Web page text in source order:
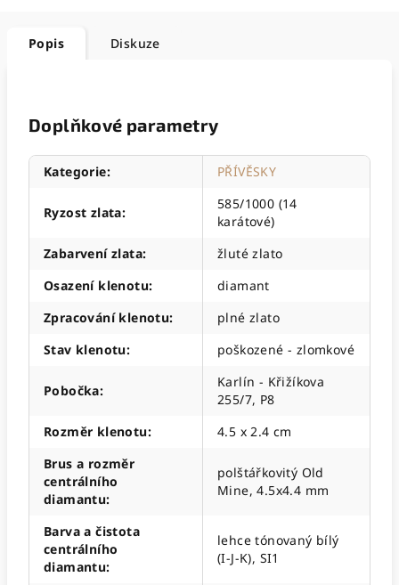
Popis Diskuze
Doplňkové parametry
Kategorie: PŘÍVĚSKY
Ryzost zlata:
585/1000 (14
karátové)
Zabarvení zlata:
žluté zlato
Osazení klenotu:
diamant
Zpracování klenotu:
plné zlato
Stav klenotu: poškozené - zlomkové
Pobočka:
Karlín - Křižíkova
255/7, P8
Rozměr klenotu:
4.5 x 2.4 cm
Brus a rozměr
centrálního
diamantu:
polštářkovitý Old
Mine, 4.5x4.4 mm
Barva a čistota
centrálního
diamantu:
lehce tónovaný bílý
(I-J-K), SI1